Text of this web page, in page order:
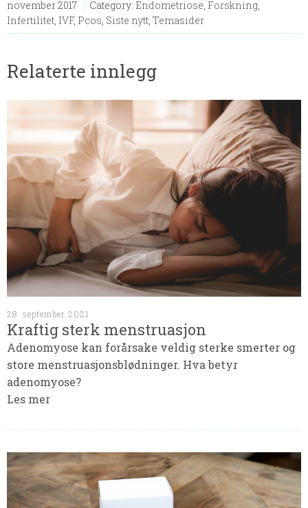
november 2017 Category: Endometriose, Forskning,
Infertilitet, IVF, Pcos, Siste nytt, Temasider
Relaterte innlegg
28. september 2021
Kraftig sterk menstruasjon
Adenomyose kan forårsake veldig sterke smerter og
store menstruasjonsblødninger. Hva betyr
adenomyose?
Les mer